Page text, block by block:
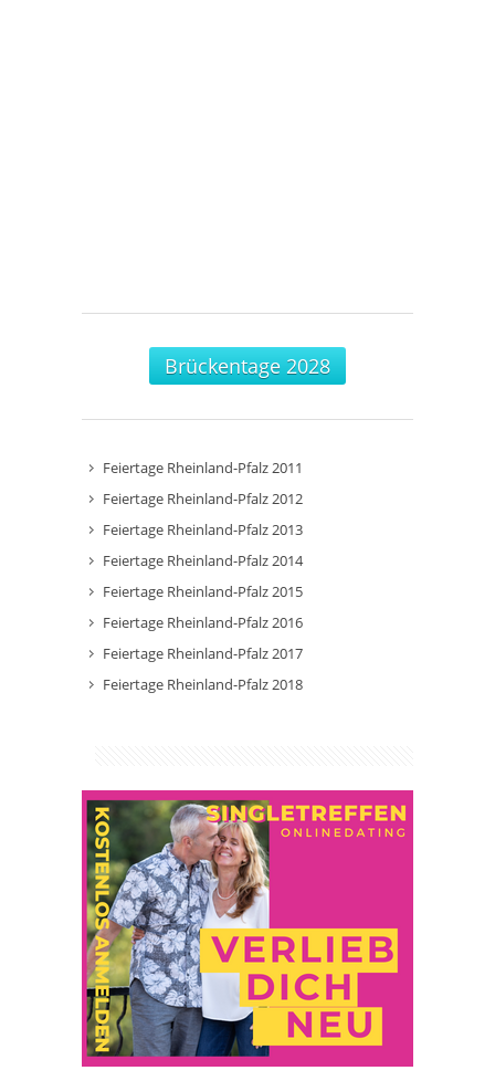
Brückentage 2028
Feiertage Rheinland-Pfalz 2011
Feiertage Rheinland-Pfalz 2012
Feiertage Rheinland-Pfalz 2013
Feiertage Rheinland-Pfalz 2014
Feiertage Rheinland-Pfalz 2015
Feiertage Rheinland-Pfalz 2016
Feiertage Rheinland-Pfalz 2017
Feiertage Rheinland-Pfalz 2018